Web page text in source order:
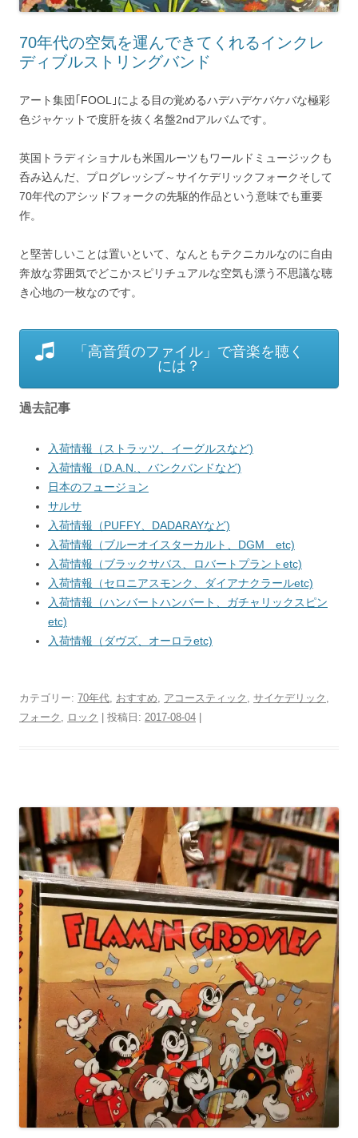
70年代の空気を運んできてくれるインクレ
ディブルストリングバンド
アート集団｢FOOL｣による目の覚めるハデハデケバケバな極彩
色ジャケットで度肝を抜く名盤2ndアルバムです。
英国トラディショナルも米国ルーツもワールドミュージックも
呑み込んだ、プログレッシブ～サイケデリックフォークそして
70年代のアシッドフォークの先駆的作品という意味でも重要
作。
と堅苦しいことは置いといて、なんともテクニカルなのに自由
奔放な雰囲気でどこかスピリチュアルな空気も漂う不思議な聴
き心地の一枚なのです。
「高音質のファイル」で音楽を聴く
には？
過去記事
入荷情報（ストラッツ、イーグルスなど)
入荷情報（D.A.N.、バンクバンドなど)
日本のフュージョン
サルサ
入荷情報（PUFFY、DADARAYなど)
入荷情報（ブルーオイスターカルト、DGM etc)
入荷情報（ブラックサバス、ロバートプラントetc)
入荷情報（セロニアスモンク、ダイアナクラールetc)
入荷情報（ハンバートハンバート、ガチャリックスピン
etc)
入荷情報（ダヴズ、オーロラetc)
カテゴリー: 70年代 おすすめ アコースティック サイケデリック
フォーク
ロック | 投稿日: 2017-08-04